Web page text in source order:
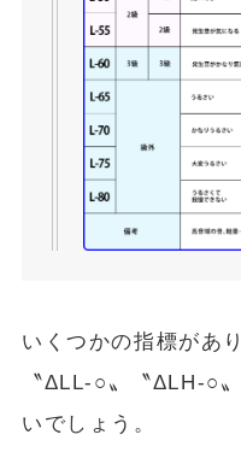
いくつかの指標があ
〝ΔLL-○〟〝ΔLH-○
いでしょう。